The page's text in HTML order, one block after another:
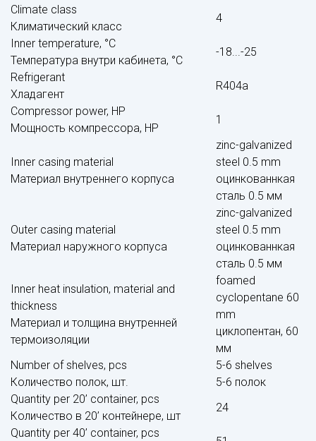
Climate class
Климатический класс
4
Inner temperature, °С
Температура внутри кабинета, °С
-18...-25
Refrigerant
Хладагент
R404a
Compressor power, HP
Мощность компрессора, НР
1
Inner casing material
Материал внутреннего корпуса
zinc-galvanized
steel 0.5 mm
оцинкованнкая
сталь 0.5 мм
Outer casing material
Материал наружного корпуса
zinc-galvanized
steel 0.5 mm
оцинкованнкая
сталь 0.5 мм
Inner heat insulation, material and
thickness
Материал и толщина внутренней
термоизоляции
foamed
cyclopentane 60
mm
циклопентан, 60
мм
Number of shelves, pcs
Количество полок, шт.
5-6 shelves
5-6 полок
Quantity per 20’ container, pcs
Количество в 20’ контейнере, шт
24
Quantity per 40’ container, pcs